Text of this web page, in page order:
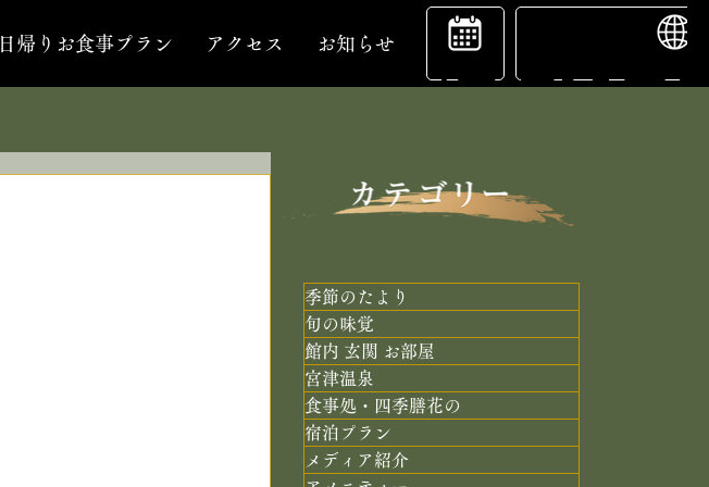
日帰りお食事プラン アクセス お知らせ
宿
泊
予
約
季節のたより
旬の味覚
館内 玄関 お部屋
宮津温泉
食事処・四季膳花の
宿泊プラン
メディア紹介